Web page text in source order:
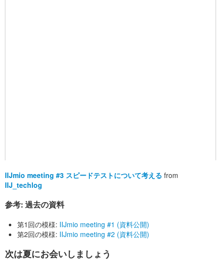
IIJmio meeting #3 スピードテストについて考える from
IIJ_techlog
参考: 過去の資料
第1回の模様: IIJmio meeting #1 (資料公開)
第2回の模様: IIJmio meeting #2 (資料公開)
次は夏にお会いしましょう